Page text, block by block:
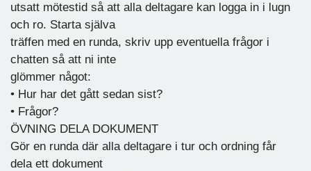
utsatt mötestid så att alla deltagare kan logga in i lugn
och ro. Starta själva
träffen med en runda, skriv upp eventuella frågor i
chatten så att ni inte
glömmer något:
• Hur har det gått sedan sist?
• Frågor?
ÖVNING DELA DOKUMENT
Gör en runda där alla deltagare i tur och ordning får
dela ett dokument